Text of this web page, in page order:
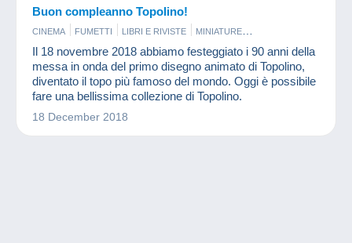
Buon compleanno Topolino!
CINEMA FUMETTI LIBRI E RIVISTE
MINIATURE
MONETE & BANCONOTE
Il 18 novembre 2018 abbiamo festeggiato i 90 anni della
messa in onda del primo disegno animato di Topolino,
diventato il topo più famoso del mondo. Oggi è possibile
fare una bellissima collezione di Topolino.
18 December 2018